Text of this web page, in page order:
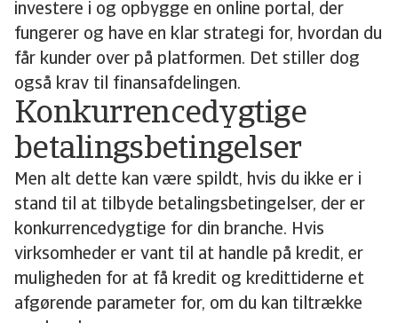
investere i og opbygge en online portal, der
fungerer og have en klar strategi for, hvordan du
får kunder over på platformen. Det stiller dog
også krav til finansafdelingen.
Konkurrencedygtige
betalingsbetingelser
Men alt dette kan være spildt, hvis du ikke er i
stand til at tilbyde betalingsbetingelser, der er
konkurrencedygtige for din branche. Hvis
virksomheder er vant til at handle på kredit, er
muligheden for at få kredit og kredittiderne et
afgørende parameter for, om du kan tiltrække